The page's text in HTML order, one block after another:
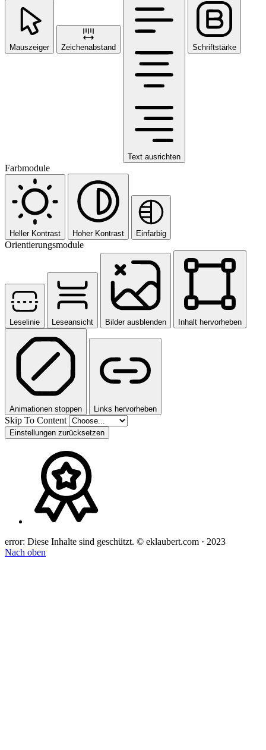
Mauszeiger Zeichenabstand
Text ausrichten
Schriftstärke
Farbmodule
Heller Kontrast Hoher Kontrast Einfarbig
Orientierungsmodule
Leselinie Leseansicht Bilder ausblenden Inhalt hervorheben
Animationen stoppen Links hervorheben
Skip To Content
Einstellungen zurücksetzen
error: Diese Inhalte sind geschützt. © eklaubert.com · 2023
Nach oben